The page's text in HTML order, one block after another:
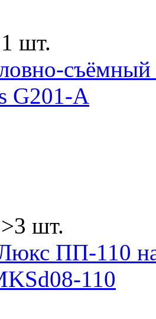
шт.
G201-A
шт.
ПП-110
110